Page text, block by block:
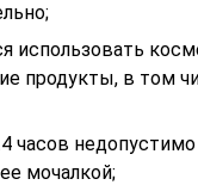
использовать
продукты, в том
часов
мочалкой;